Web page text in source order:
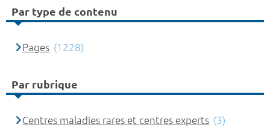
Par type de contenu
Pages (1228)
Par rubrique
Centres maladies rares et centres experts (3)